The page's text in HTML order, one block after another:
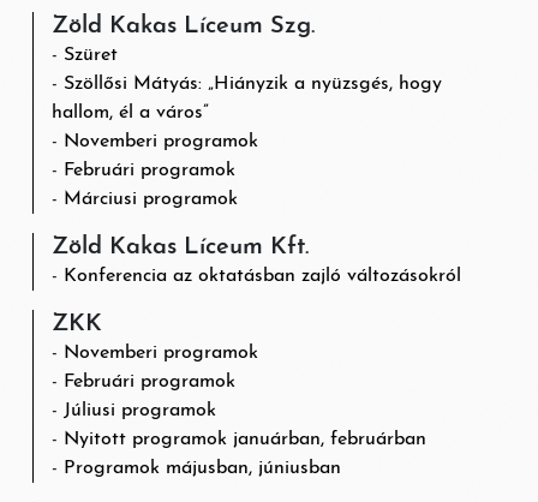
Zöld Kakas Líceum Szg.
Szüret
Szöllősi Mátyás: „Hiányzik a nyüzsgés, hogy
hallom, él a város”
Novemberi programok
Februári programok
Márciusi programok
Zöld Kakas Líceum Kft.
Konferencia az oktatásban zajló változásokról
ZKK
Novemberi programok
Februári programok
Júliusi programok
Nyitott programok januárban, februárban
Programok májusban, júniusban